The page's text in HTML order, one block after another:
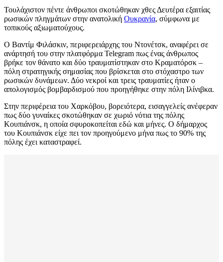
Τουλάχιστον πέντε άνθρωποι σκοτώθηκαν χθες Δευτέρα εξαιτίας
ρωσικών πληγμάτων στην ανατολική Ουκρανία, σύμφωνα με
τοπικούς αξιωματούχους.
Ο Βαντίμ Φιλάσκιν, περιφερειάρχης του Ντονέτσκ, αναφέρει σε
ανάρτησή του στην πλατφόρμα Telegram πως ένας άνθρωπος
βρήκε τον θάνατο και δύο τραυματίστηκαν στο Κραματόρσκ –
πόλη στρατηγικής σημασίας που βρίσκεται στο στόχαστρο των
ρωσικών δυνάμεων. Δύο νεκροί και τρεις τραυματίες ήταν ο
απολογισμός βομβαρδισμού που προηγήθηκε στην πόλη Ιλίνιβκα.
Στην περιφέρεια του Χαρκόβου, βορειότερα, εισαγγελείς ανέφεραν
πως δύο γυναίκες σκοτώθηκαν σε χωριό νότια της πόλης
Κουπιάνσκ, η οποία σφυροκοπείται εδώ και μήνες. Ο δήμαρχος
του Κουπιάνσκ είχε πει τον προηγούμενο μήνα πως το 90% της
πόλης έχει καταστραφεί.